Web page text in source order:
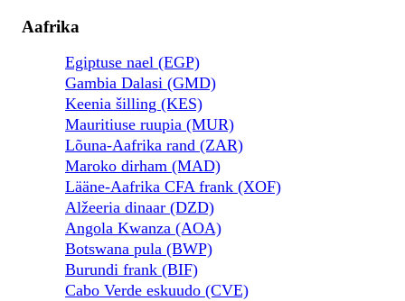
Aafrika
Egiptuse nael (EGP)
Gambia Dalasi (GMD)
Keenia šilling (KES)
Mauritiuse ruupia (MUR)
Lõuna-Aafrika rand (ZAR)
Maroko dirham (MAD)
Lääne-Aafrika CFA frank (XOF)
Alžeeria dinaar (DZD)
Angola Kwanza (AOA)
Botswana pula (BWP)
Burundi frank (BIF)
Cabo Verde eskuudo (CVE)